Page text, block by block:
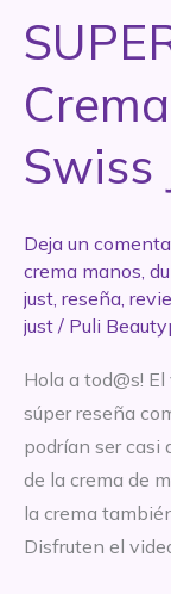
Arándanos
Frenzzi
Swiss
Deja un
crema manos,
just, reseña,
just / Puli
Hola a tod@s!
súper reseña
podrían ser casi
de la crema de
la crema
Disfruten el